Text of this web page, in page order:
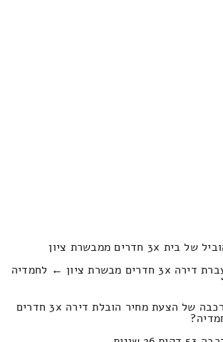
כמה באמת עולה להוביל של בית 3x חדרים ממבשרת ציון
הוצאות מחירים להעברת דירה 3x חדרים מבשרת ציון ← לחמדיה
כמה עולה פירוק והרכבה של הצעת מחיר הובלת דירה 3x חדרים